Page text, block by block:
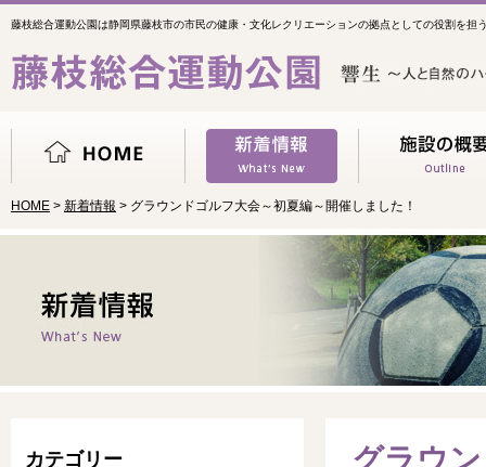
藤枝総合運動公園は静岡県藤枝市の市民の健康・文化レクリエーションの拠点としての役割を担
HOME > 新着情報 > グラウンドゴルフ大会～初夏編～開催しました！
グラウ
カテゴリー